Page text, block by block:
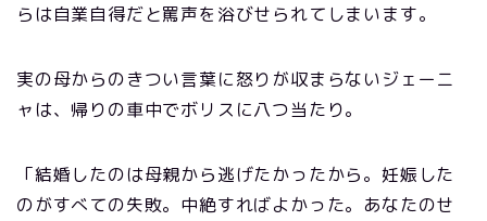
らは自業自得だと罵声を浴びせられてしまいます。
実の母からのきつい言葉に怒りが収まらないジェーニ
ャは、帰りの車中でボリスに八つ当たり。
「結婚したのは母親から逃げたかったから。妊娠した
のがすべての失敗。中絶すればよかった。あなたのせ